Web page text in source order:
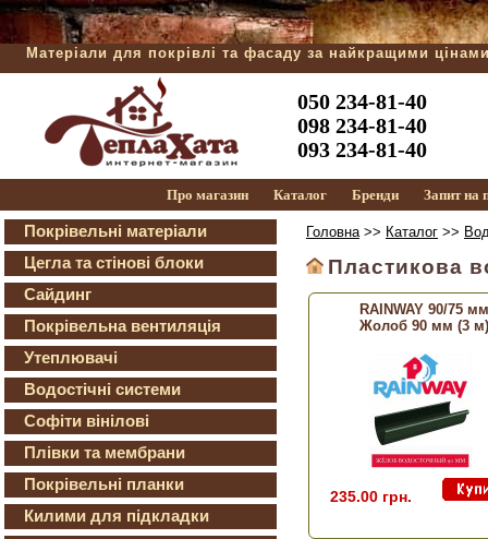
Матеріали для покрівлі та фасаду за найкращими
050 234-81-40
098 234-81-40
093 234-81-40
Про магазин Каталог Бренди Запит на
Покрівельні матеріали
Цегла та стінові блоки
Сайдинг
Покрівельна вентиляція
Утеплювачі
Водостічні системи
Софіти вінілові
Плівки та мембрани
Покрівельні планки
Килими для підкладки
Головна>> Каталог >>
Пластикова
RAINWAY 90/75 мм
Жолоб 90 мм (3 м)
235.00 грн.